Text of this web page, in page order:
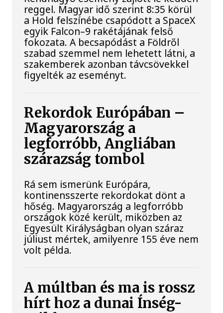
reggel. Magyar idő szerint 8:35 körül
a Hold felszínébe csapódott a SpaceX
egyik Falcon–9 rakétájának felső
fokozata. A becsapódást a Földről
szabad szemmel nem lehetett látni, a
szakemberek azonban távcsövekkel
figyelték az eseményt.
Rekordok Európában –
Magyarország a
legforróbb, Angliában
szárazság tombol
Rá sem ismerünk Európára,
kontinensszerte rekordokat dönt a
hőség. Magyarország a legforróbb
országok közé került, miközben az
Egyesült Királyságban olyan száraz
júliust mértek, amilyenre 155 éve nem
volt példa.
A múltban és ma is rossz
hírt hoz a dunai Ínség-